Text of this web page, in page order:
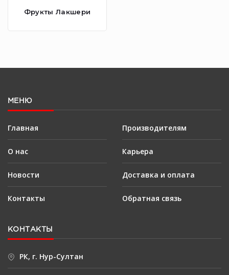
Фрукты Лакшери
МЕНЮ
Главная
О нас
Новости
Контакты
Производителям
Карьера
Доставка и оплата
Обратная связь
КОНТАКТЫ
РК, г. Нур-Султан